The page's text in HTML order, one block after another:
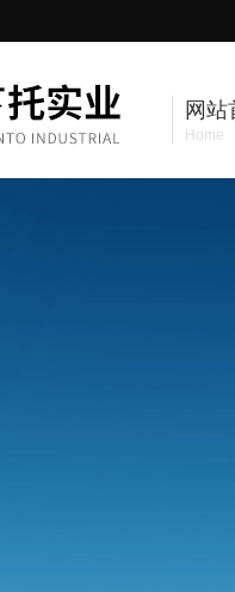
网站
Home